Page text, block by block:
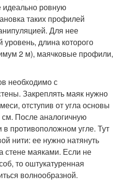
идеально ровную
таких профилей
Для нее
уровень, длина которого
2 м), маячковые профили,
необходимо с
Закреплять маяк нужно
отступив от угла основы
см. После аналогичную
противоположном угле. Тут
нити: ее нужно натянуть
стене маяками. Если не
то оштукатуренная
волнообразной.